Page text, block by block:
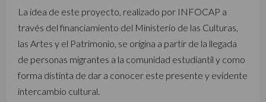
La idea de este proyecto, realizado por INFOCAP a
través del financiamiento del Ministerio de las Culturas,
las Artes y el Patrimonio, se origina a partir de la llegada
de personas migrantes a la comunidad estudiantil y como
forma distinta de dar a conocer este presente y evidente
intercambio cultural.